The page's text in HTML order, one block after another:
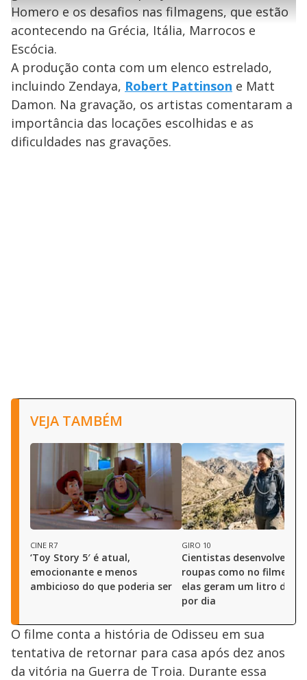
a
y
V
g
u
d
o
e
g
n
d
u
d
r
Homero e os desafios nas filmagens, que estão
acontecendo na Grécia, Itália, Marrocos e
Escócia.
A produção conta com um elenco estrelado,
incluindo Zendaya, Robert Pattinson e Matt
Damon. Na gravação, os artistas comentaram a
importância das locações escolhidas e as
dificuldades nas gravações.
VEJA TAMBÉM
CINE R7
‘Toy Story 5′ é atual,
emocionante e menos
ambicioso do que poderia ser
GIRO 10
Cientistas desenvolveram
roupas como no filme
elas geram um litro de
por dia
O filme conta a história de Odisseu em sua
tentativa de retornar para casa após dez anos
da vitória na Guerra de Troia. Durante essa